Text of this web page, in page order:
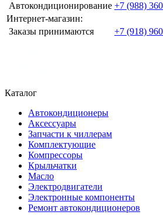
Автокондиционирование +7 (988)
Интернет-магазин:
Заказы принимаются
+7 (918)
Каталог
Автокондиционеры
Аксессуары
Запчасти к чиллерам
Комплектующие
Компрессоры
Крыльчатки
Масло
Электродвигатели
Электронные компоненты
Ремонт автокондиционеров